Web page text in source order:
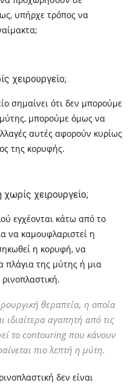
υπήρχε τρόπος να
χειρουργείο;
σημαίνει ότι δεν μπορούμε
μπορούμε όμως να
αυτές αφορούν κυρίως
της κορυφής.
χειρουργείο;
εγχέονται κάτω από το
να καμουφλαριστεί η
η κορυφή, να
πλάγια της μύτης ή μια
θεραπεία, η οποία
ιδιαίτερα αγαπητή από τις
το contouring που κάνουν
πιο λεπτή η μύτη.
δεν είναι